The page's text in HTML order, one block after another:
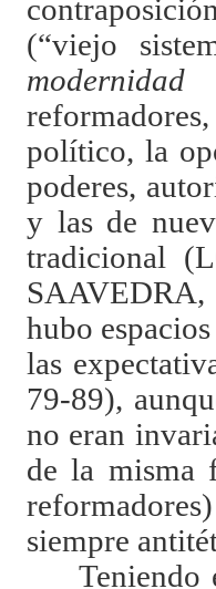
(“viejo
modernidad
político, la
poderes,
y las de
tradicional
SAAVEDRA,
hubo
las
79-89),
no eran
de la misma
siempre
Teniendo